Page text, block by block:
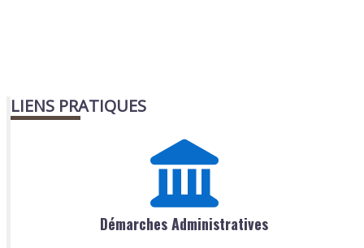
LIENS PRATIQUES
Démarches Administratives